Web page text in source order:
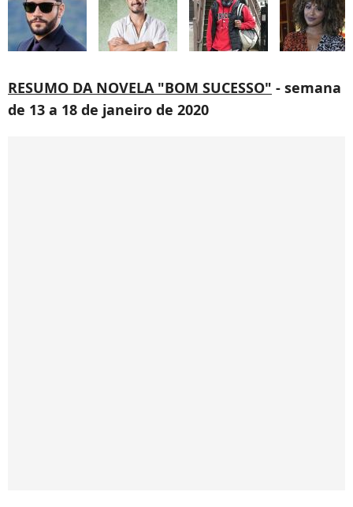
RESUMO DA NOVELA "BOM SUCESSO" - semana
de 13 a 18 de janeiro de 2020